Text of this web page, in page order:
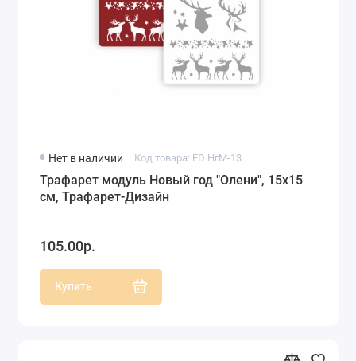
Нет в наличии Код товара: ED НгМ-13
Трафарет модуль Новый год "Олени", 15х15
см, Трафарет-Дизайн
105.00р.
Купить